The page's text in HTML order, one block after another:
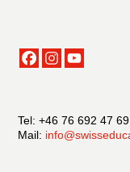
Tel: +46 76 692 47 69
Mail: